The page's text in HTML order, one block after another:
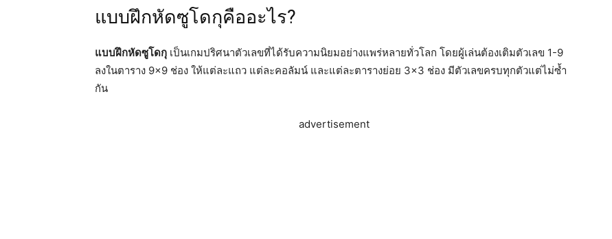
แบบฝึกหัดซูโดกุคืออะไร?
แบบฝึกหัดซูโดกุ เป็นเกมปริศนาตัวเลขที่ได้รับความนิยมอย่างแพร่หลายทั่วโลก โดยผู้เล่นต้องเติมตัวเลข 1-9
ลงในตาราง 9×9 ช่อง ให้แต่ละแถว แต่ละคอลัมน์ และแต่ละตารางย่อย 3×3 ช่อง มีตัวเลขครบทุกตัวแต่ไม่ซ้ำ
กัน
advertisement